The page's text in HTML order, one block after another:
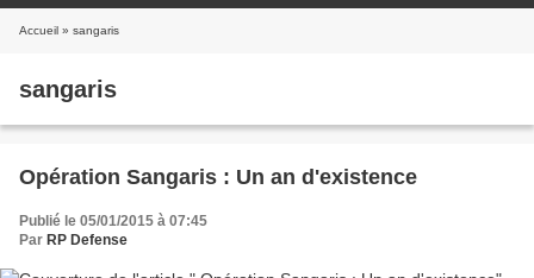
Accueil » sangaris
sangaris
Opération Sangaris : Un an d'existence
Publié le 05/01/2015 à 07:45
Par RP Defense